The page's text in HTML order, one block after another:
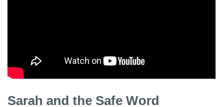
Sarah and the Safe Word